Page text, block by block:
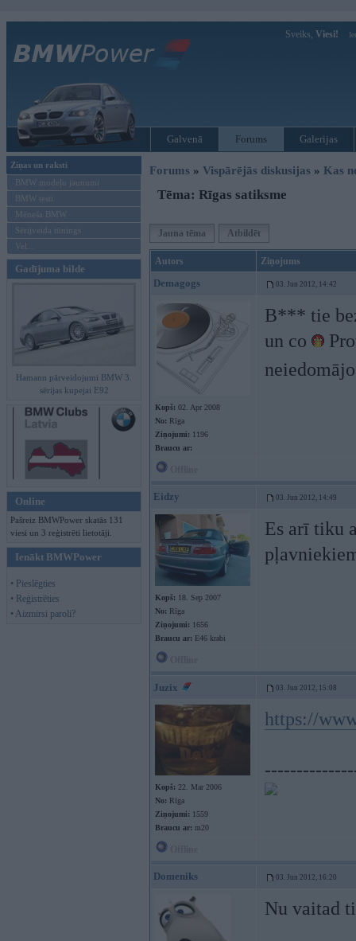
Sveiks, Viesi!
Galvenā Forums Galerijas
Ziņas un raksti
BMW modeļu jaunumi
BMW testi
Mēneša BMW
Sērijveida tūnings
Vel...
Gadījuma bilde
Hamann pārveidojumi BMW 3.
sērijas kupejai E92
Online
Pašreiz BMWPower skatās 131
viesi un 3 reģistrēti lietotāji.
Ienākt BMWPower
• Pieslēgties
• Reģistrēties
• Aizmirsi paroli?
Forums » Vispārējās diskusijas » Kas
Tēma: Rīgas satiksme
Jauna tēma Atbildēt
Autors Ziņojums
Demagogs 03. Jun 2012, 14:42
Kopš: 02. Apr 2008
No: Rīga
Ziņojumi: 1196
Braucu ar:
B*** tie
un co
Eidzy 03. Jun 2012, 14:49
Kopš: 18. Sep 2007
No: Rīga
Ziņojumi: 1656
Braucu ar: E46 krabi
Es arī tiku
Juzix 03. Jun 2012, 15:08
Kopš: 22. Mar 2006
No: Rīga
Ziņojumi: 1559
Braucu ar: m20
https://
Domeniks 03. Jun 2012, 16:20
Nu vaitad